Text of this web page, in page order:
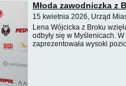
Młoda zawodniczka z
15 kwietnia 2026, Urząd
Lena Wójcicka z Broku
odbyły się w Myślenicach.
zaprezentowała wysoki